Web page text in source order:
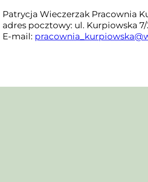
Patrycja Wieczerzak Pracownia
adres pocztowy: ul. Kurpiowska 7/
E-mail: